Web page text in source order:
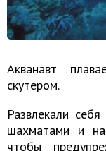
Акванавт
скутером.
Развлекали
шахматами и
чтобы